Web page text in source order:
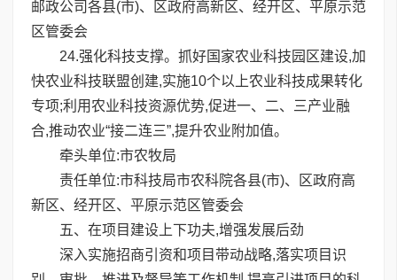
邮政公司各县(市)、区政府高新区、经开区、平原示范
区管委会
24.强化科技支撑。抓好国家农业科技园区建设,加
快农业科技联盟创建,实施10个以上农业科技成果转化
专项;利用农业科技资源优势,促进一、二、三产业融
合,推动农业“接二连三”,提升农业附加值。
牵头单位:市农牧局
责任单位:市科技局市农科院各县(市)、区政府高
新区、经开区、平原示范区管委会
五、在项目建设上下功夫,增强发展后劲
深入实施招商引资和项目带动战略,落实项目识